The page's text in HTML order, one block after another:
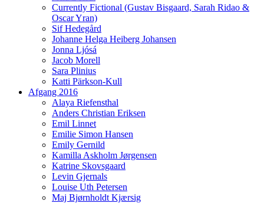
Currently Fictional (Gustav Bisgaard, Sarah Ridao &
Oscar Yran)
Sif Hedegård
Johanne Helga Heiberg Johansen
Jonna Ljósá
Jacob Morell
Sara Plinius
Katti Pärkson-Kull
Afgang 2016
Alaya Riefensthal
Anders Christian Eriksen
Emil Linnet
Emilie Simon Hansen
Emily Gernild
Kamilla Askholm Jørgensen
Katrine Skovsgaard
Levin Gjernals
Louise Uth Petersen
Maj Bjørnholdt Kjærsig